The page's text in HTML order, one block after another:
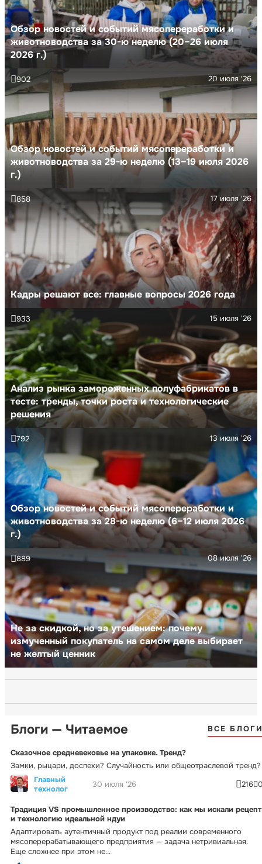
Обзор новостей и событий мясопереработки и
животноводства за 30-ю неделю (20–26 июля
2026 г.)
Обзор новостей и событий мясопереработки и
животноводства за 29-ю неделю (13–19 июля 2026
г.)
20 июля '26
902
Кадры решают все: главные вопросы 2026 года
17 июля '26
858
Анализ рынка замороженных полуфабрикатов в
тесте: тренды, точки роста и технологические
решения
15 июля '26
933
Обзор новостей и событий мясопереработки и
животноводства за 28-ю неделю (6–12 июля 2026
г.)
13 июля '26
792
Не за скидкой, но за утешением: почему
измученный покупатель на самом деле выбирает
не желтый ценник
08 июля '26
889
Блоги — Читаемое ВСЕ
Сказочное средневековье на упаковке. Тренд?
Замки, рыцари, доспехи? Случайность или общеотраслевой тренд?
Главный
технолог
30 июля '26 216
Традиция VS промышленное производство: как мы искали рецепт
и технологию идеальной ндуи
Адаптировать аутентичный продукт под реалии современного
мясоперерабатывающего предприятия — задача нетривиальная.
Еще сложнее при этом не...